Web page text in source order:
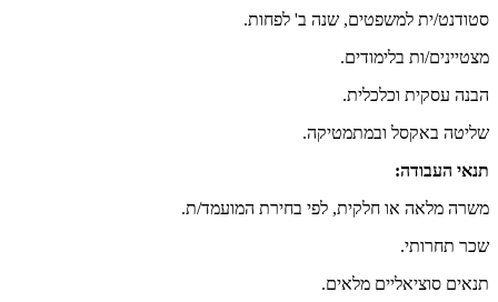
סטודנט/ית למשפטים, שנה ב' לפחות.
מצטיינים/ות בלימודים.
הבנה עסקית וכלכלית.
שליטה באקסל ובמתמטיקה.
תנאי העבודה:
משרה מלאה או חלקית, לפי בחירת המועמד/ת.
שכר תחרותי.
תנאים סוציאליים מלאים.